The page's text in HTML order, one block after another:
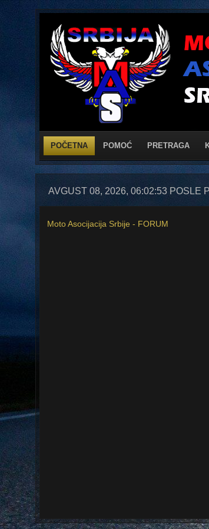
POČETNA POMOĆ PRETRAGA
AVGUST 08, 2026, 06:02:53 POSLE
Moto Asocijacija Srbije - FORUM